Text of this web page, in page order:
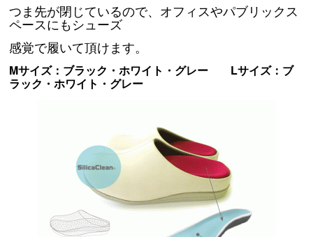
つま先が閉じているので、オフィスやパブリックス
ペースにもシューズ
感覚で履いて頂けます。
Mサイズ：ブラック・ホワイト・グレー Lサイズ：ブ
ラック・ホワイト・グレー